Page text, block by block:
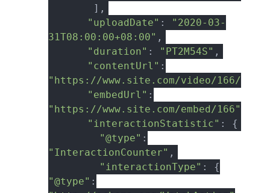
],
"uploadDate" :
"2020-03-
31T08:00:00+08:00" ,
"duration" : "PT2M54S" ,
"contentUrl" :
"https://www.site.com/video/166/
"embedUrl" :
"https://www.site.com/embed/166"
"interactionStatistic" : {
"@type" :
"InteractionCounter" ,
"interactionType" : {
"@type" :